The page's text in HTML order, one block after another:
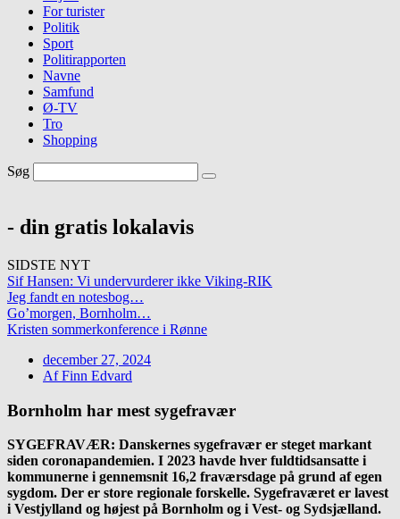
For turister
Politik
Sport
Politirapporten
Navne
Samfund
Ø-TV
Tro
Shopping
Søg
- din gratis lokalavis
SIDSTE NYT
Sif Hansen: Vi undervurderer ikke Viking-RIK
Jeg fandt en notesbog…
Go’morgen, Bornholm…
Kristen sommerkonference i Rønne
december 27, 2024
AfFinn Edvard
Bornholm har mest sygefravær
SYGEFRAVÆR: Danskernes sygefravær er steget markant
siden coronapandemien. I 2023 havde hver fuldtidsansatte i
kommunerne i gennemsnit 16,2 fraværsdage på grund af egen
sygdom. Der er store regionale forskelle. Sygefraværet er lavest
i Vestjylland og højest på Bornholm og i Vest- og Sydsjælland.